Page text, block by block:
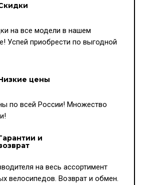
на все модели в нашем
Успей приобрести по выгодной
цены
по всей России! Множество
и
на весь ассортимент
велосипедов. Возврат и обмен.